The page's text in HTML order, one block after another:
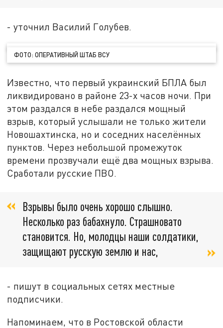
- уточнил Василий Голубев.
ФОТО: ОПЕРАТИВНЫЙ ШТАБ ВСУ
Известно, что первый украинский БПЛА был
ликвидировано в районе 23-х часов ночи. При
этом раздался в небе раздался мощный
взрыв, который услышали не только жители
Новошахтинска, но и соседних населённых
пунктов. Через небольшой промежуток
времени прозвучали ещё два мощных взрыва.
Сработали русские ПВО.
Взрывы было очень хорошо слышно.
Несколько раз бабахнуло. Страшновато
становится. Но, молодцы наши солдатики,
защищают русскую землю и нас,
- пишут в социальных сетях местные
подписчики.
Напоминаем, что в Ростовской области